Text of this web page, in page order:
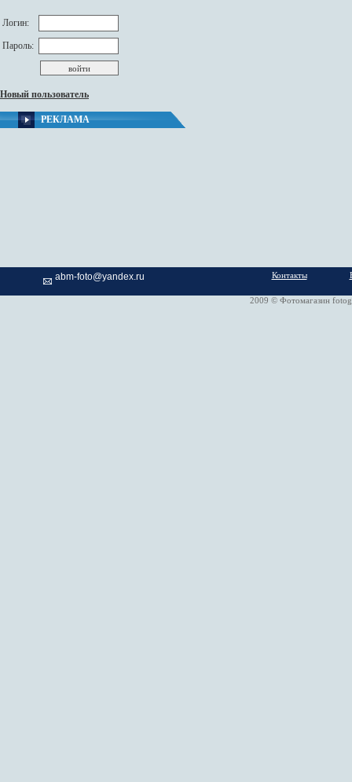
Логин:
Пароль:
Новый пользователь
РЕКЛАМА
abm-foto@yandex.ru Контакты
2009 © Фотомагазин